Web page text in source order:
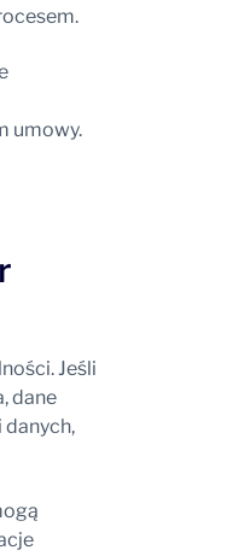
umowy.
Jeśli
dane